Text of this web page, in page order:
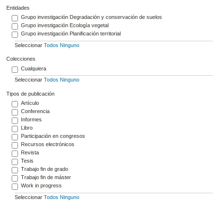
Entidades
Grupo investigación Degradación y conservación de suelos
Grupo investigación Ecología vegetal
Grupo investigación Planificación territorial
Seleccionar Todos Ninguno
Colecciones
Cualquiera
Seleccionar Todos Ninguno
Tipos de publicación
Artículo
Conferencia
Informes
Libro
Participación en congresos
Recursos electrónicos
Revista
Tesis
Trabajo fin de grado
Trabajo fin de máster
Work in progress
Seleccionar Todos Ninguno